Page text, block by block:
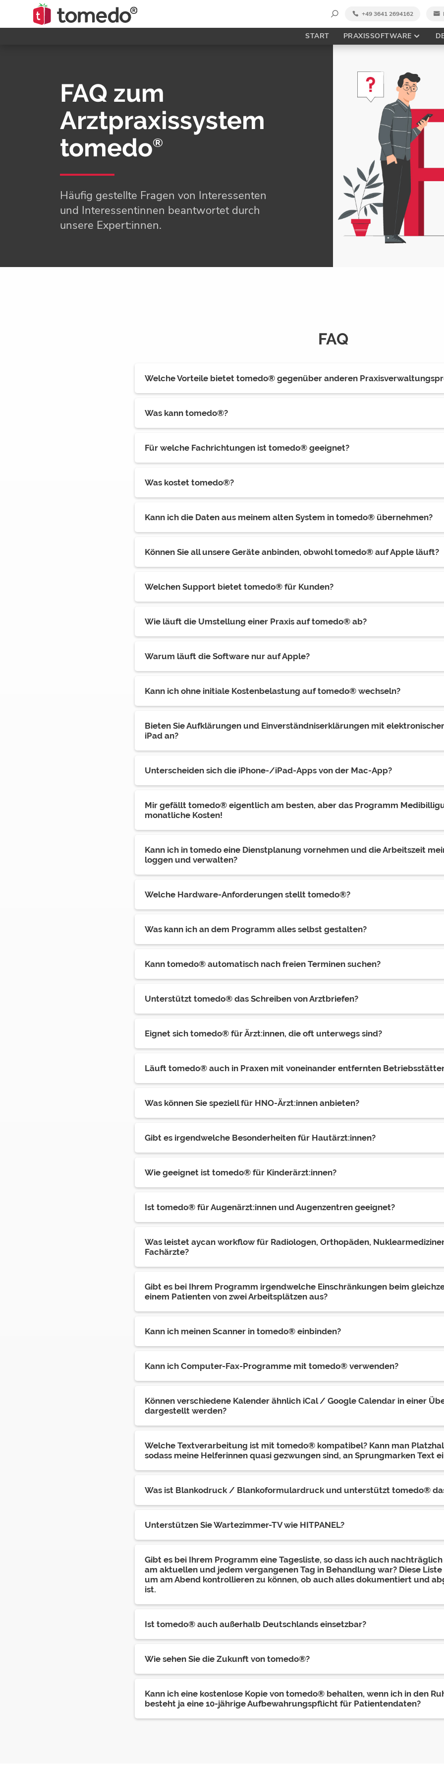
Suche
nach:
+49 3641 2694162
START PRAXISSOFTWARE
FAQ zum
Arztpraxissystem
tomedo®
Häufig gestellte Fragen von Interessenten
und Interessentinnen beantwortet durch
unsere Expert:innen.
FAQ
Welche Vorteile bietet tomedo® gegenüber anderen
Was kann tomedo®?
Für welche Fachrichtungen ist tomedo® geeignet?
Was kostet tomedo®?
Kann ich die Daten aus meinem alten System in tomedo® übernehmen?
Können Sie all unsere Geräte anbinden, obwohl tomedo® auf Apple läuft?
Welchen Support bietet tomedo® für Kunden?
Wie läuft die Umstellung einer Praxis auf tomedo® ab?
Warum läuft die Software nur auf Apple?
Kann ich ohne initiale Kostenbelastung auf tomedo® wechseln?
Bieten Sie Aufklärungen und Einverständniserklärungen mit
iPad an?
Unterscheiden sich die iPhone-/iPad-Apps von der Mac-App?
Mir gefällt tomedo® eigentlich am besten, aber das Programm
monatliche Kosten!
Kann ich in tomedo eine Dienstplanung vornehmen und die Arbeitszeit
loggen und verwalten?
Welche Hardware-Anforderungen stellt tomedo®?
Was kann ich an dem Programm alles selbst gestalten?
Kann tomedo® automatisch nach freien Terminen suchen?
Unterstützt tomedo® das Schreiben von Arztbriefen?
Eignet sich tomedo® für Ärzt:innen, die oft unterwegs sind?
Läuft tomedo® auch in Praxen mit voneinander entfernten
Was können Sie speziell für HNO-Ärzt:innen anbieten?
Gibt es irgendwelche Besonderheiten für Hautärzt:innen?
Wie geeignet ist tomedo® für Kinderärzt:innen?
Ist tomedo® für Augenärzt:innen und Augenzentren geeignet?
Was leistet aycan workflow für Radiologen, Orthopäden,
Fachärzte?
Gibt es bei Ihrem Programm irgendwelche Einschränkungen beim
einem Patienten von zwei Arbeitsplätzen aus?
Kann ich meinen Scanner in tomedo® einbinden?
Kann ich Computer-Fax-Programme mit tomedo® verwenden?
Können verschiedene Kalender ähnlich iCal / Google Calendar in einer
dargestellt werden?
Welche Textverarbeitung ist mit tomedo® kompatibel? Kann man
sodass meine Helferinnen quasi gezwungen sind, an Sprungmarken Text
Was ist Blankodruck / Blankoformulardruck und unterstützt tomedo®
Unterstützen Sie Wartezimmer-TV wie HITPANEL?
Gibt es bei Ihrem Programm eine Tagesliste, so dass ich auch
am aktuellen und jedem vergangenen Tag in Behandlung war? Diese
um am Abend kontrollieren zu können, ob auch alles dokumentiert und
ist.
Ist tomedo® auch außerhalb Deutschlands einsetzbar?
Wie sehen Sie die Zukunft von tomedo®?
Kann ich eine kostenlose Kopie von tomedo® behalten, wenn ich in den
besteht ja eine 10-jährige Aufbewahrungspflicht für Patientendaten?